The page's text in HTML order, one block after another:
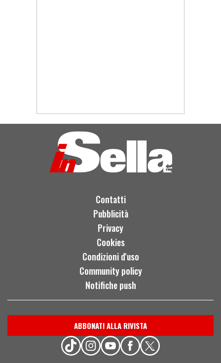
Contatti
Pubblicità
Privacy
Cookies
Condizioni d'uso
Community policy
Notifiche push
ABBONATI ALLA RIVISTA